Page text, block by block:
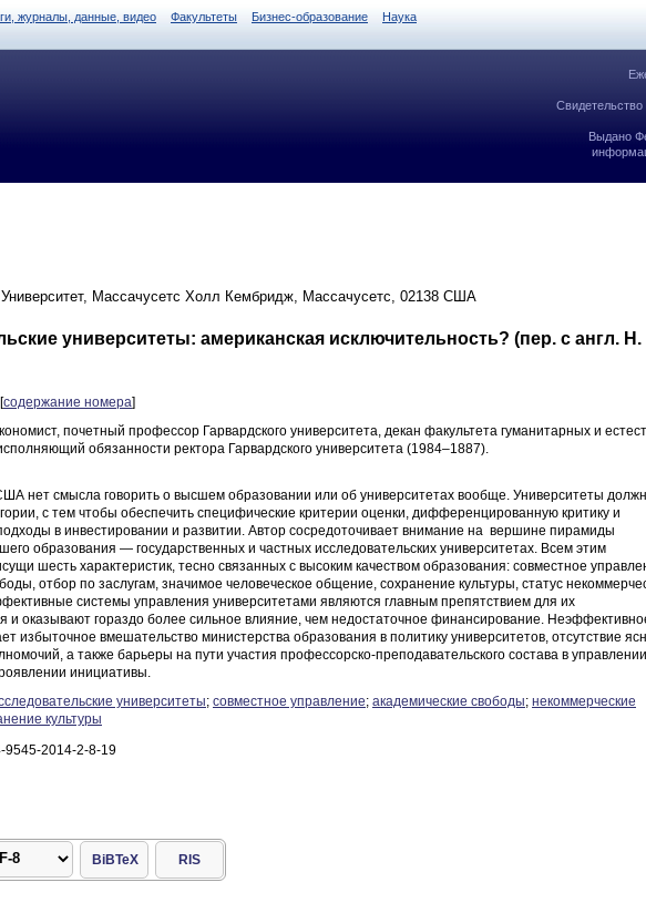
журналы, данные, видео Факультеты Бизнес-образование Наука
Выдано
Университет, Массачусетс Холл Кембридж, Массачусетс, 02138 США
университеты: американская исключительность? (пер. с англ. Н.
содержание номера]
почетный профессор Гарвардского университета, декан факультета гуманитарных и
обязанности ректора Гарвардского университета (1984–1887).
нет смысла говорить о высшем образовании или об университетах вообще. Университеты
с тем чтобы обеспечить специфические критерии оценки, дифференцированную критику и
в инвестировании и развитии. Автор сосредоточивает внимание на вершине пирамиды
образования — государственных и частных исследовательских университетах. Всем этим
шесть характеристик, тесно связанных с высоким качеством образования: совместное
отбор по заслугам, значимое человеческое общение, сохранение культуры, статус
системы управления университетами являются главным препятствием для их
и оказывают гораздо более сильное влияние, чем недостаточное финансирование.
избыточное вмешательство министерства образования в политику университетов, отсутствие
а также барьеры на пути участия профессорско-преподавательского состава в управлении
инициативы.
университеты; совместное управление; академические свободы; некоммерческие
культуры
9545-2014-2-8-19
BiBTeX RIS